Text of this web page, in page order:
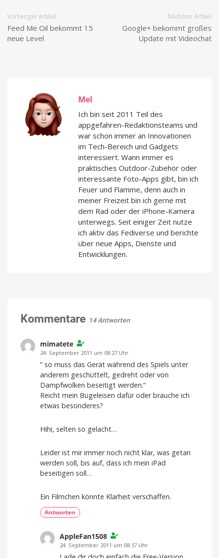
Vorheriger Artikel
Feed Me Oil bekommt 15
neue Level
Nächster Artikel
Google+ bekommt großes
Update mit Videochat
Mel
Ich bin seit 2011 Teil des
appgefahren-Redaktionsteams und
war schon immer an Innovationen
im Tech-Bereich und Gadgets
interessiert. Wann immer es
praktisches Outdoor-Zubehör oder
interessante Foto-Apps gibt, bin ich
Feuer und Flamme, denn auch in
meiner Freizeit bin ich gerne mit
dem Rad oder der iPhone-Kamera
unterwegs. Seit einiger Zeit nutze
ich aktiv das Fediverse und berichte
über neue Apps, Dienste und
Entwicklungen.
Kommentare 14 Antworten
mimatete
24. September 2011 um 08:27 Uhr
“ so muss das Gerät während des Spiels unter
anderem geschüttelt, gedreht oder von
Dampfwolken beseitigt werden.“
Reicht mein Bügeleisen dafür oder brauche ich
etwas besonderes?
Hihi, selten so gelacht…
Leider ist mir immer noch nicht klar, was getan
werden soll, bis auf, dass ich mein iPad
beseitigen soll…
Ein Filmchen könnte Klarheit verschaffen.
Antworten
AppleFan1508
24. September 2011 um 08:37 Uhr